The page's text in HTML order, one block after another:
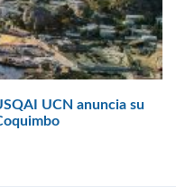
UCN anuncia su